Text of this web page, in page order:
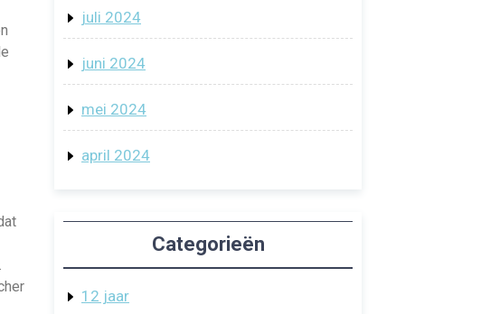
juli 2024
juni 2024
mei 2024
april 2024
Categorieën
12 jaar